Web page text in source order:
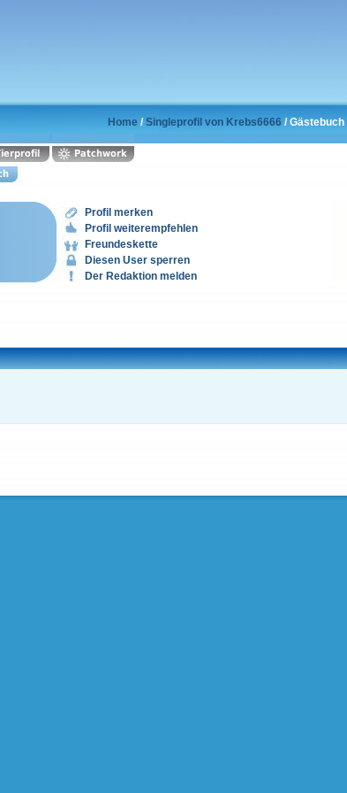
Home / Singleprofil von Krebs6666 / Gästebuch
Profil merken
Profil weiterempfehlen
Freundeskette
Diesen User sperren
Der Redaktion melden